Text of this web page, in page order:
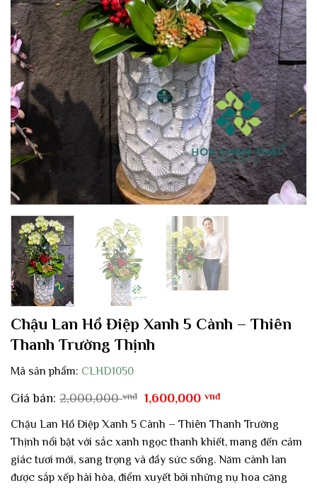
Chậu Lan Hồ Điệp Xanh 5 Cành – Thiên
Thanh Trường Thịnh
Mã sản phẩm: CLHD1050
Giá bán: 2,000,000vnđ
Giá
là:
2,000,000 vnđ.
1,600,000vnđGiá
tại
là:
1,600,000 vnđ.
Chậu Lan Hồ Điệp Xanh 5 Cành – Thiên Thanh Trường
Thịnh nổi bật với sắc xanh ngọc thanh khiết, mang đến cảm
giác tươi mới, sang trọng và đầy sức sống. Năm cành lan
được sắp xếp hài hòa, điểm xuyết bởi những nụ hoa căng